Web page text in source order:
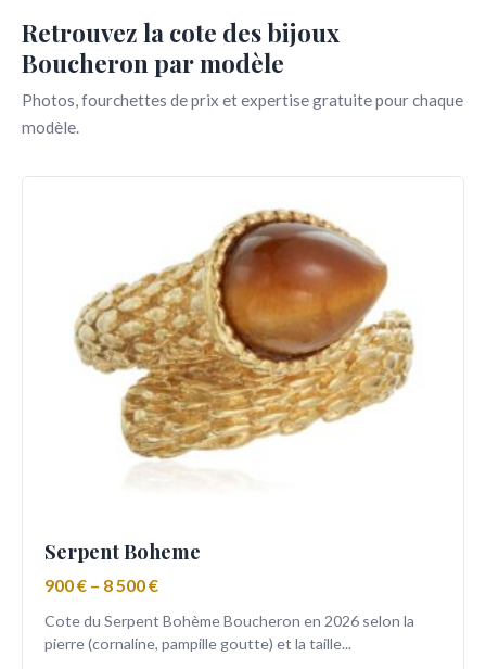
Retrouvez la cote des bijoux
Boucheron par modèle
Photos, fourchettes de prix et expertise gratuite pour chaque
modèle.
Serpent Boheme
900 € – 8 500 €
Cote du Serpent Bohème Boucheron en 2026 selon la
pierre (cornaline, pampille goutte) et la taille...